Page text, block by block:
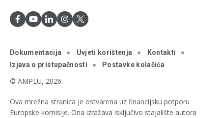
Dokumentacija Uvjeti korištenja
Kontakti
Izjava o pristupačnosti
Postavke kolačića
© AMPEU, 2026.
Ova mrežna stranica je ostvarena uz financijsku potporu
Europske komisije. Ona izražava isključivo stajalište autora